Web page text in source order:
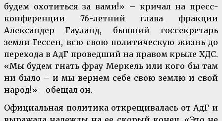
будем охотиться за вами!» – кричал на пресс-
конференции 76-летний глава фракции
Александер Гауланд, бывший госсекретарь
земли Гессен, всю свою политическую жизнь до
перехода в АдГ проведший на правом крыле ХДС.
«Мы будем гнать фрау Меркель или кого бы там
ни было – и мы вернем себе свою землю и свой
народ!» ‒ обещал он.
Официальная политика открещивалась от АдГ и